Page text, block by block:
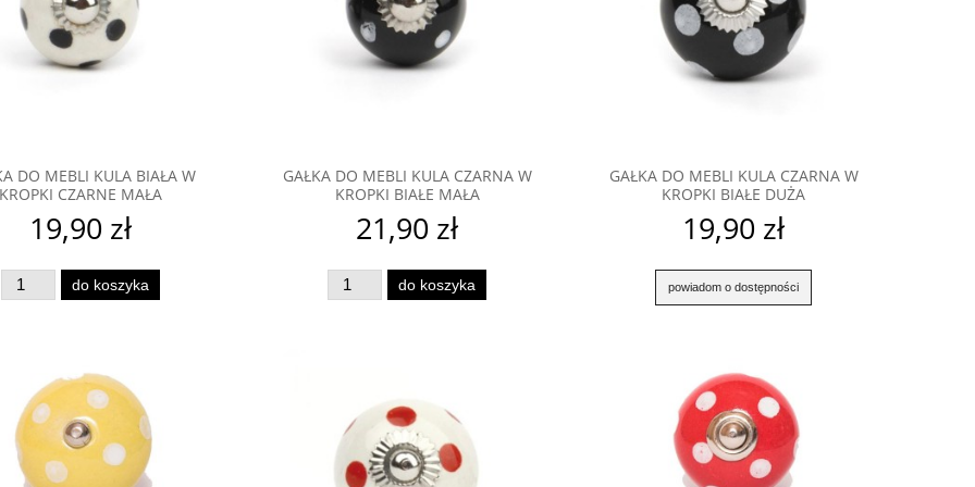
DO MEBLI KULA BIAŁA W
KROPKI CZARNE MAŁA
19,90 zł
do koszyka
GAŁKA DO MEBLI KULA CZARNA W
KROPKI BIAŁE MAŁA
21,90 zł
do koszyka
GAŁKA DO MEBLI KULA CZARNA W
KROPKI BIAŁE DUŻA
19,90 zł
powiadom o dostępności